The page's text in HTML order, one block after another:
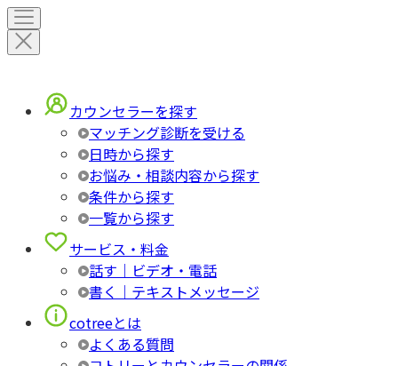
カウンセラーを探す
マッチング診断を受ける
日時から探す
お悩み・相談内容から探す
条件から探す
一覧から探す
サービス・料金
話す｜ビデオ・電話
書く｜テキストメッセージ
cotreeとは
よくある質問